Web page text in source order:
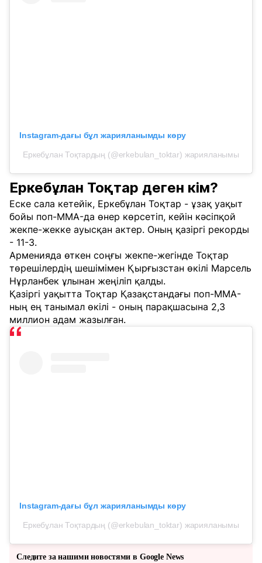
Instagram-дағы бұл жарияланымды көру
Еркебұлан Тоқтардың (@erkebulan_toktar) жарияланымы
Еркебұлан Тоқтар деген кім?
Еске сала кетейік, Еркебұлан Тоқтар - ұзақ уақыт
бойы поп-MMA-да өнер көрсетіп, кейін кәсіпқой
жекпе-жекке ауысқан актер. Оның қазіргі рекорды
- 11-3.
Арменияда өткен соңғы жекпе-жегінде Тоқтар
төрешілердің шешімімен Қырғызстан өкілі Марсель
Нұрланбек ұлынан жеңіліп қалды.
Қазіргі уақытта Тоқтар Қазақстандағы поп-MMA-
ның ең танымал өкілі - оның парақшасына 2,3
миллион адам жазылған.
Instagram-дағы бұл жарияланымды көру
Еркебұлан Тоқтардың (@erkebulan_toktar) жарияланымы
Следите за нашими новостями в Google News